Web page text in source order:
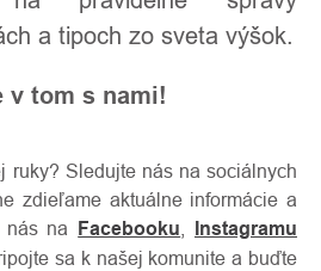
a tipoch zo sveta výšok.
v tom s nami!
ruky? Sledujte nás na sociálnych
zdieľame aktuálne informácie a
nás na Facebooku Instagramu
sa k našej komunite a buďte